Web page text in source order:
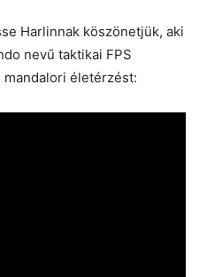
Harlinnak köszönetjük, aki
nevű taktikai FPS
életérzést: